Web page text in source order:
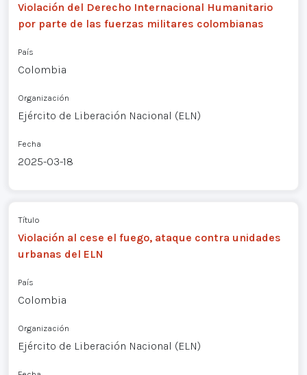
Violación del Derecho Internacional Humanitario
por parte de las fuerzas militares colombianas
País
Colombia
Organización
Ejército de Liberación Nacional (ELN)
Fecha
2025-03-18
Título
Violación al cese el fuego, ataque contra unidades
urbanas del ELN
País
Colombia
Organización
Ejército de Liberación Nacional (ELN)